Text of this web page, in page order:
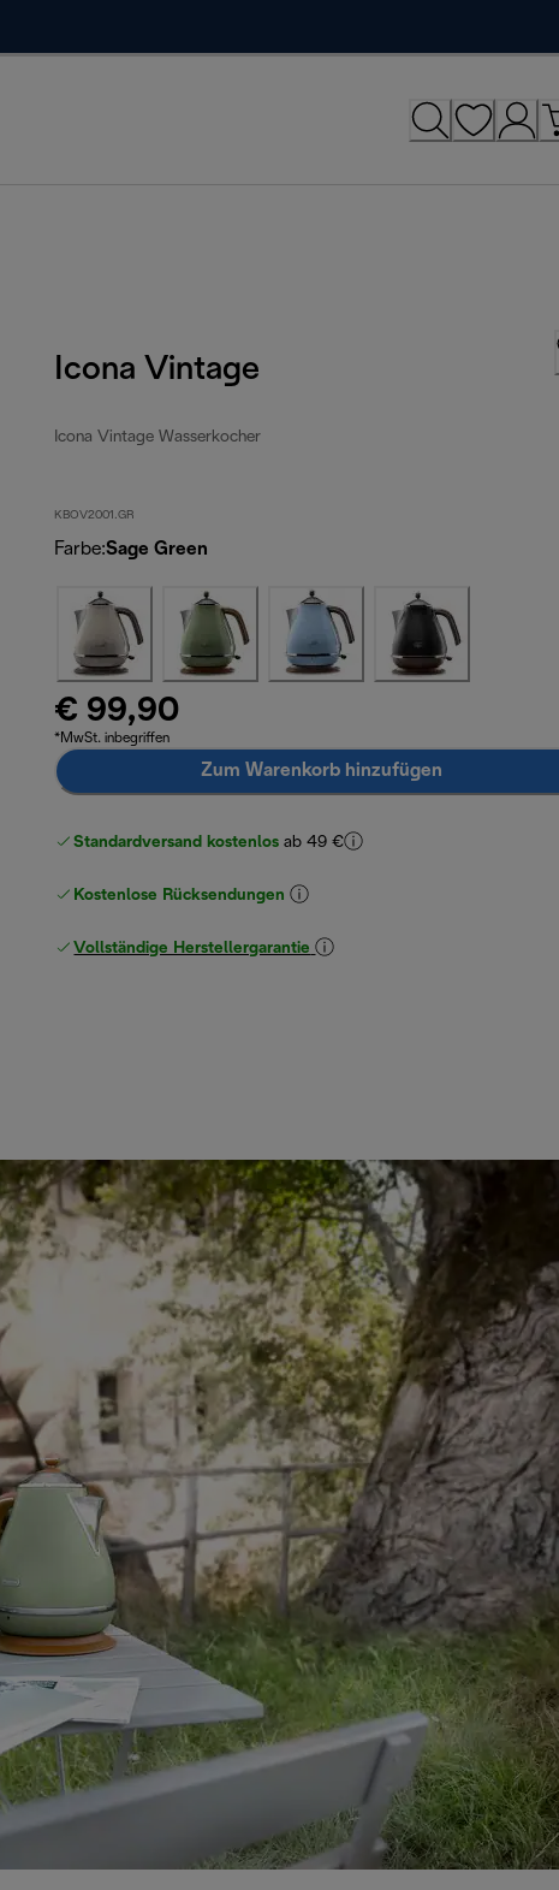
Icona Vintage
Icona Vintage Wasserkocher
KBOV2001.GR
Farbe:Sage Green
€ 99,90
*MwSt. inbegriffen
Zum Warenkorb hinzufügen
Standardversand kostenlos ab 49 €
Kostenlose Rücksendungen
Vollständige Herstellergarantie